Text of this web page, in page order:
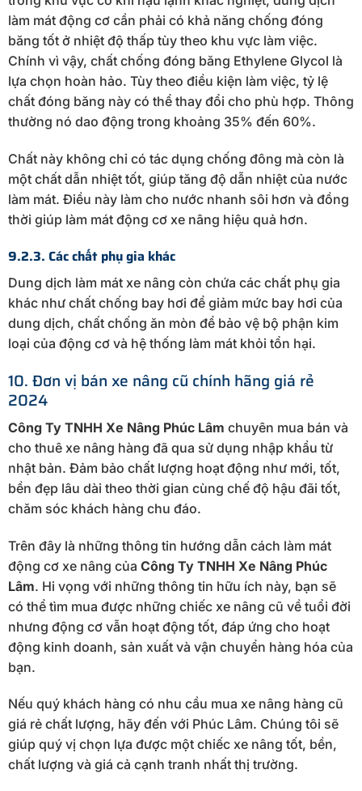
làm mát động cơ cần phải có khả năng chống đóng
băng tốt ở nhiệt độ thấp tùy theo khu vực làm việc.
Chính vì vậy, chất chống đóng băng Ethylene Glycol là
lựa chọn hoàn hảo. Tùy theo điều kiện làm việc, tỷ lệ
chất đóng băng này có thể thay đổi cho phù hợp. Thông
thường nó dao động trong khoảng 35% đến 60%.
Chất này không chỉ có tác dụng chống đông mà còn là
một chất dẫn nhiệt tốt, giúp tăng độ dẫn nhiệt của nước
làm mát. Điều này làm cho nước nhanh sôi hơn và đồng
thời giúp làm mát động cơ xe nâng hiệu quả hơn.
9.2.3. Các chất phụ gia khác
Dung dịch làm mát xe nâng còn chứa các chất phụ gia
khác như chất chống bay hơi để giảm mức bay hơi của
dung dịch, chất chống ăn mòn để bảo vệ bộ phận kim
loại của động cơ và hệ thống làm mát khỏi tổn hại.
10. Đơn vị bán xe nâng cũ chính hãng giá rẻ
2024
Công Ty TNHH Xe Nâng Phúc Lâm chuyên mua bán và
cho thuê xe nâng hàng đã qua sử dụng nhập khẩu từ
nhật bản. Đảm bảo chất lượng hoạt động như mới, tốt,
bền đẹp lâu dài theo thời gian cùng chế độ hậu đãi tốt,
chăm sóc khách hàng chu đáo.
Trên đây là những thông tin hướng dẫn cách làm mát
động cơ xe nâng của Công Ty TNHH Xe Nâng Phúc
Lâm. Hi vọng với những thông tin hữu ích này, bạn sẽ
có thể tìm mua được những chiếc xe nâng cũ về tuổi đời
nhưng động cơ vẫn hoạt động tốt, đáp ứng cho hoạt
động kinh doanh, sản xuất và vận chuyển hàng hóa của
bạn.
Nếu quý khách hàng có nhu cầu mua xe nâng hàng cũ
giá rẻ chất lượng, hãy đến với Phúc Lâm. Chúng tôi sẽ
giúp quý vị chọn lựa được một chiếc xe nâng tốt, bền,
chất lượng và giá cả cạnh tranh nhất thị trường.